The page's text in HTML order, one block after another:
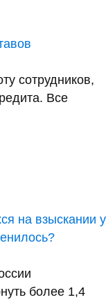
сотрудников,
Все
на взыскании у
более 1,4